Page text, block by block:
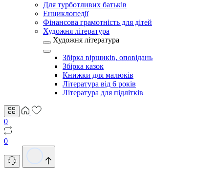
Для турботливих батьків
Енциклопедії
Фінансова грамотність для дітей
Художня література
Художня література
Збірка віршиків, оповідань
Збірка казок
Книжки для малюків
Література від 6 років
Література для підлітків
0
0